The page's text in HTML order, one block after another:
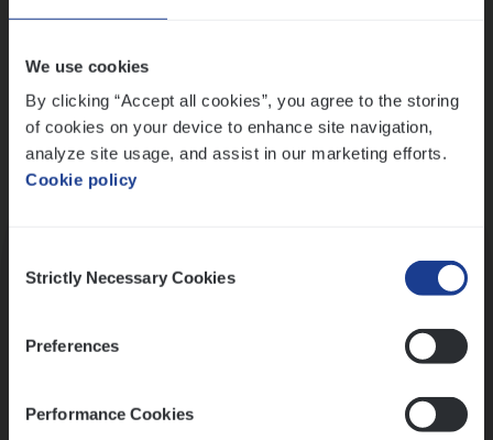
We use cookies
By clicking “Accept all cookies”, you agree to the storing
of cookies on your device to enhance site navigation,
analyze site usage, and assist in our marketing efforts.
Cookie policy
Selection
Strictly Necessary Cookies
Preferences
Performance Cookies